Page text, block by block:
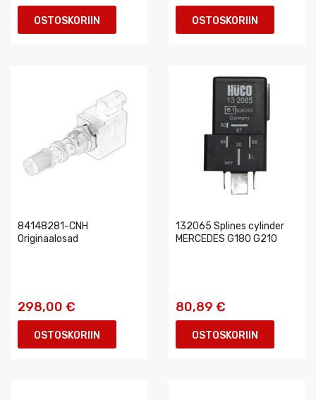
OSTOSKORIIN OSTOSKORIIN
84148281-CNH
Originaalosad
298,00 €
OSTOSKORIIN
132065 Splines cylinder
MERCEDES G180 G210
80,89 €
OSTOSKORIIN